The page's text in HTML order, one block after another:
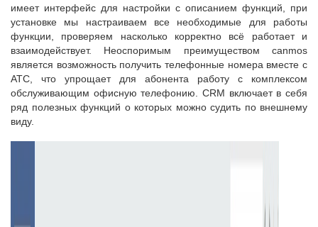
имеет интерфейс для настройки с описанием функций, при
установке мы настраиваем все необходимые для работы
функции, проверяем насколько корректно всё работает и
взаимодействует. Неоспоримым преимуществом canmos
является возможность получить телефонные номера вместе с
АТС, что упрощает для абонента работу с комплексом
обслуживающим офисную телефонию. CRM включает в себя
ряд полезных функций о которых можно судить по внешнему
виду.